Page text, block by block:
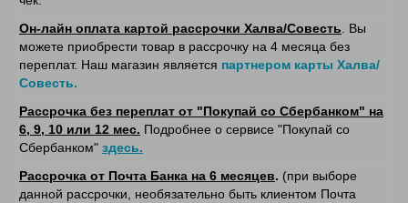
Он-лайн оплата картой рассрочки Халва/Совесть. Вы
можете приобрести товар в рассрочку на 4 месяца без
переплат. Наш магазин является партнером карты Халва/
Совесть.
Рассрочка без переплат от "Покупай со Сбербанком" на
6, 9, 10 или 12 мес. Подробнее о сервисе "Покупай со
Сбербанком" здесь.
Рассрочка от Почта Банка на 6 месяцев. (при выборе
данной рассрочки, необязательно быть клиентом Почта